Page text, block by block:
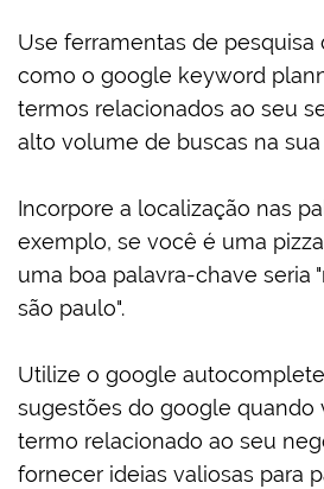
Use ferramentas de pesquisa
como o google keyword
termos relacionados ao seu
alto volume de buscas na
Incorpore a localização nas
exemplo, se você é uma
uma boa palavra-chave seria
são paulo".
Utilize o google
sugestões do google quando
termo relacionado ao seu
fornecer ideias valiosas para